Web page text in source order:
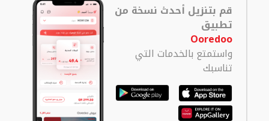
قم بتنزيل أحدث نسخة من
تطبيق
Ooredoo
واستمتع بالخدمات التي
تناسبك